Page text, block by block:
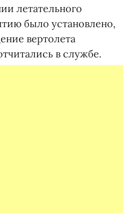
летательного
было установлено,
вертолета
в службе.